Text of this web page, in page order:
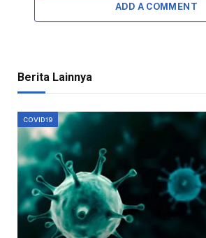
ADD A COMMENT
Berita Lainnya
COVID19